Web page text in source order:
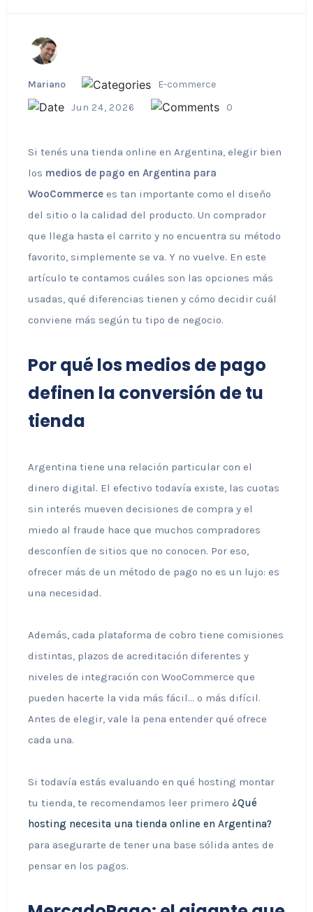
Mariano
E-commerce
Jun 24, 2026
0
Si tenés una tienda online en Argentina, elegir bien
los medios de pago en Argentina para
WooCommercees tan importante como el diseño
del sitio o la calidad del producto. Un comprador
que llega hasta el carrito y no encuentra su método
favorito, simplemente se va. Y no vuelve. En este
artículo te contamos cuáles son las opciones más
usadas, qué diferencias tienen y cómo decidir cuál
conviene más según tu tipo de negocio.
Por qué los medios de pago
definen la conversión de tu
tienda
Argentina tiene una relación particular con el
dinero digital. El efectivo todavía existe, las cuotas
sin interés mueven decisiones de compra y el
miedo al fraude hace que muchos compradores
desconfíen de sitios que no conocen. Por eso,
ofrecer más de un método de pago no es un lujo: es
una necesidad.
Además, cada plataforma de cobro tiene comisiones
distintas, plazos de acreditación diferentes y
niveles de integración con WooCommerce que
pueden hacerte la vida más fácil… o más difícil.
Antes de elegir, vale la pena entender qué ofrece
cada una.
Si todavía estás evaluando en qué hosting montar
tu tienda, te recomendamos leer primero ¿Qué
hosting necesita una tienda online en Argentina?
para asegurarte de tener una base sólida antes de
pensar en los pagos.